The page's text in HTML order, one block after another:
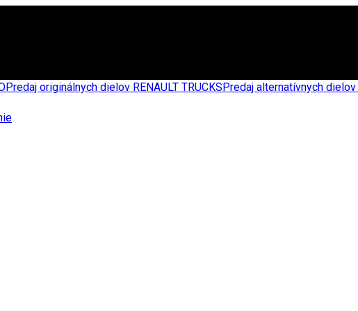
Predaj originálnych dielov RENAULT TRUCKSPredaj alternatívnych dielov